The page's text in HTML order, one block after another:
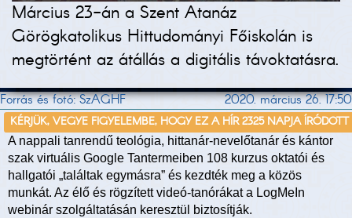
Március 23-án a Szent Atanáz
Görögkatolikus Hittudományi Főiskolán is
megtörtént az átállás a digitális távoktatásra.
Forrás és fotó: SzAGHF 2020. március 26. 17:50
KÉRJÜK, VEGYE FIGYELEMBE, HOGY EZ A HÍR 2325 NAPJA ÍRÓDOTT
A nappali tanrendű teológia, hittanár-nevelőtanár és kántor
szak virtuális Google Tantermeiben 108 kurzus oktatói és
hallgatói „találtak egymásra” és kezdték meg a közös
munkát. Az élő és rögzített videó-tanórákat a LogMeIn
webinár szolgáltatásán keresztül biztosítják.